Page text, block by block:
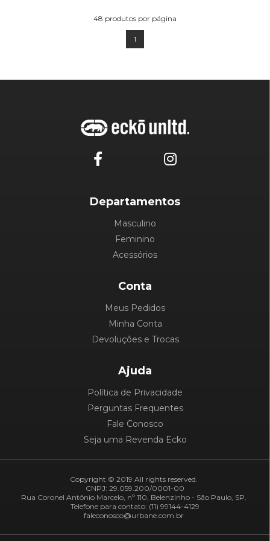
48 produtos por página
1
Departamentos
Masculino
Feminino
Acessórios
Conta
Meus Pedidos
Minha Conta
Devoluções e Trocas
Ajuda
Política de Privacidade
Perguntas Frequentes
Fale Conosco
Seja uma Revenda Ecko
Copyright © 2019 All rights reserved.
CNPJ: 29.059.200/0001-00
Rua Coronel Antônio Marcelo, nº 110, Belenzinho - São Paulo, SP.
Telefone para contato: (11) 99144-4129
faleconosco@urbane.com.br